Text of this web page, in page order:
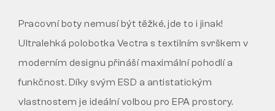
Pracovní boty nemusí být těžké, jde to i jinak!
Ultralehká polobotka Vectra s textilním svrškem v
moderním designu přináší maximální pohodlí a
funkčnost. Díky svým ESD a antistatickým
vlastnostem je ideální volbou pro EPA prostory.